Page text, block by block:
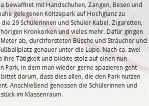
bewaffnet mit Handschuhen, Zangen, Besen und
gelegenen Költzepark auf Hochglanz zu
29 Schülerinnen und Schüler Kabel, Zigaretten,
Kronkorken und vieles mehr. Dafür gingen
ab, durchforsteten Büsche und Sträucher und
genauer unter die Lupe. Nach ca. zwei
ihre Tätigkeit und blickte stolz auf einen nun
Park, in dem man wieder gerne spazieren geht
darum, dass dies allen, die den Park nutzen
Anschließend genossen die Schülerinnen und
im Klassenraum.